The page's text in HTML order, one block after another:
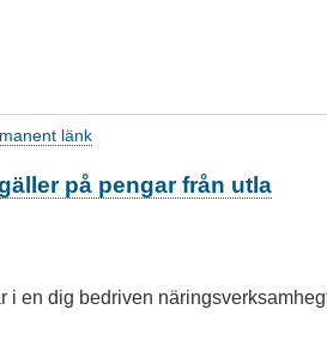
länk
på pengar från utla
i en dig bedriven